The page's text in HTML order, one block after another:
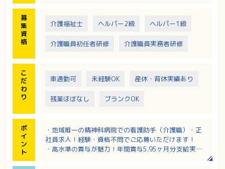
募
集
資
格
介護福祉士 ヘルパー2級 ヘルパー1級
介護職員初任者研修 介護職員実務者研修
こ
だ
わ
り
車通勤可 未経験OK 産休・育休実績あり
残業ほぼなし ブランクOK
ポ
イ
ン
ト
・地域唯一の精神科病院での看護助手（介護職）・正
社員求人！経験・資格不問でご応募いただけます！
・高水準の賞与が魅力！年間賞与5.95ヶ月分支給実績